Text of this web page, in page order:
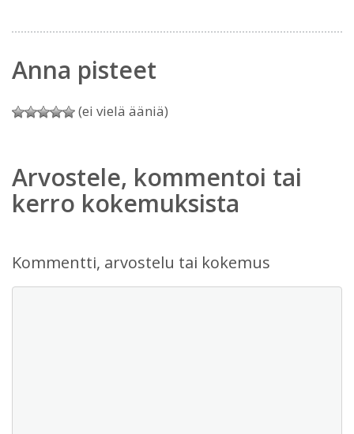
Anna pisteet
(ei vielä ääniä)
Arvostele, kommentoi tai
kerro kokemuksista
Kommentti, arvostelu tai kokemus